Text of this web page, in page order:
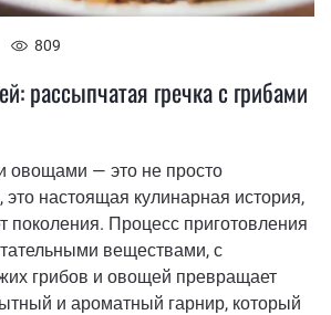
809
рассыпчатая гречка с грибами
овощами — это не просто
настоящая кулинарная история,
поколения. Процесс приготовления
веществами, с
грибов и овощей превращает
и ароматный гарнир, который